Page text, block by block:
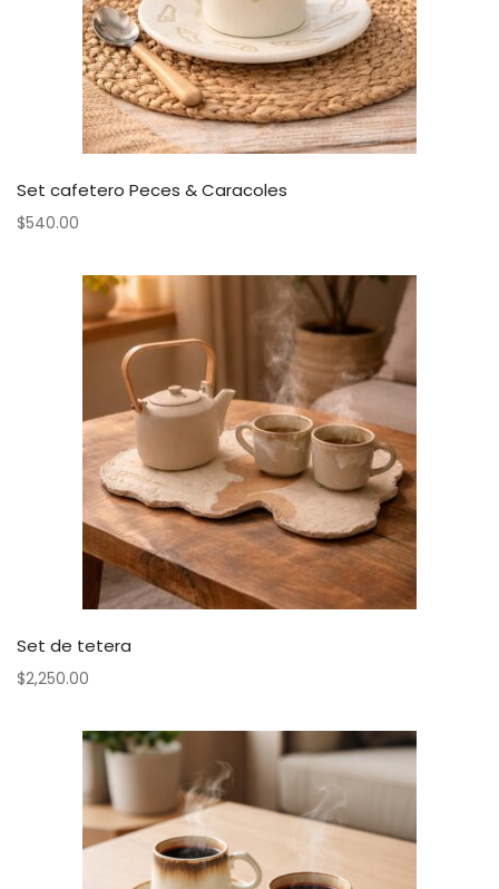
Set cafetero Peces & Caracoles
$540.00
Set de tetera
$2,250.00